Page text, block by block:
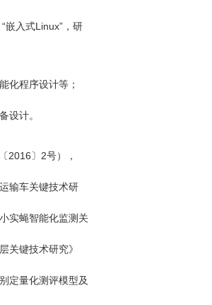
嵌入式Linux”，研
化程序设计等；
设计。
2016〕2号），
输车关键技术研
实蝇智能化监测关
关键技术研究》
定量化测评模型及